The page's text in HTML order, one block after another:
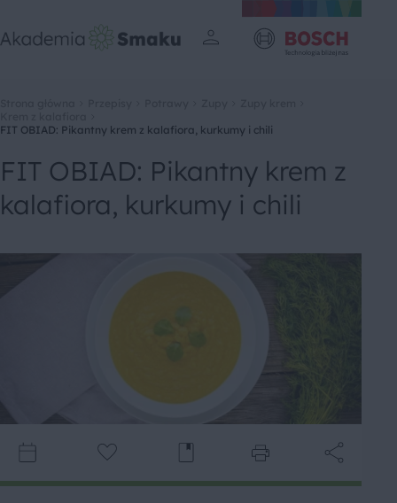
FIT OBIAD: Pikantny krem z kalafiora, kurkumy i chili
FIT OBIAD: Pikantny krem z
kalafiora, kurkumy i chili